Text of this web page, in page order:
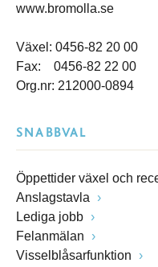
www.bromolla.se
Växel: 0456-82 20 00
Fax: 0456-82 22 00
Org.nr: 212000-0894
SNABBVAL
Öppettider växel och
Anslagstavla
Lediga jobb
Felanmälan
Visselblåsarfunktion